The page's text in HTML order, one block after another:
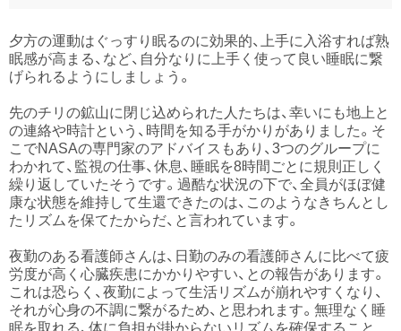
夕方の運動はぐっすり眠るのに効果的、上手に入浴すれば熟
眠感が高まる、など、自分なりに上手く使って良い睡眠に繋
げられるようにしましょう。
先のチリの鉱山に閉じ込められた人たちは、幸いにも地上と
の連絡や時計という、時間を知る手がかりがありました。そ
こでNASAの専門家のアドバイスもあり、3つのグループに
わかれて、監視の仕事、休息、睡眠を8時間ごとに規則正しく
繰り返していたそうです。過酷な状況の下で、全員がほぼ健
康な状態を維持して生還できたのは、このようなきちんとし
たリズムを保てたからだ、と言われています。
夜勤のある看護師さんは、日勤のみの看護師さんに比べて疲
労度が高く心臓疾患にかかりやすい、との報告があります。
これは恐らく、夜勤によって生活リズムが崩れやすくなり、
それが心身の不調に繋がるため、と思われます。無理なく睡